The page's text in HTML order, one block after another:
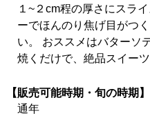
１~２cm程の厚さにスラ
ーでほんのり焦げ目がつ
い。 おススメはバターソ
焼くだけで、絶品スイー
【販売可能時期・旬の時期】
通年